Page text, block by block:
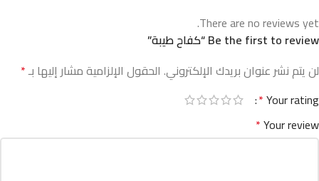
There are no reviews yet.
Be the first to review “كفاح طيبة”
لن يتم نشر عنوان بريدك الإلكتروني. الحقول الإلزامية مشار إليها بـ*
Your rating
*
Your review
*